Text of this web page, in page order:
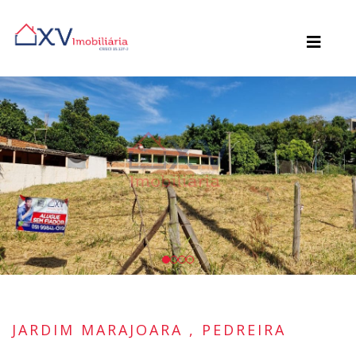
JARDIM MARAJOARA , PEDREIRA